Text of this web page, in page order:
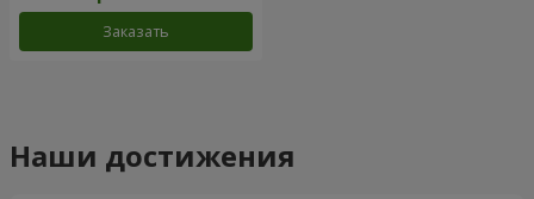
Заказать
Наши достижения